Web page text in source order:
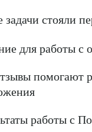
задачи стояли
для работы с
помогают
работы с